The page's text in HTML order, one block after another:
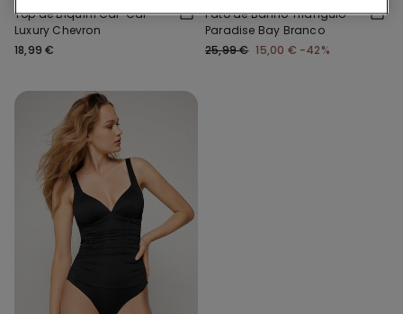
Top de Biquíni Cai-Cai
Luxury Chevron
18,99 €
Fato de Banho Triângulo
Paradise Bay Branco
25,99 € 15,00 € -42%